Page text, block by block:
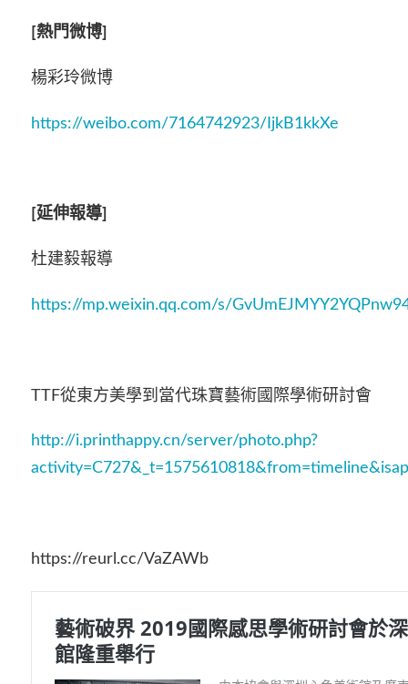
[熱門微博]
楊彩玲微博
https://weibo.com/7164742923/IjkB1kkXe
延伸報導]
杜建毅報導
https://mp.weixin.qq.com/s/
TTF從東方美學到當代珠寶藝術國際學術研討會
http://i.printhappy.cn/server/photo.php?
https://reurl.cc/VaZAWb